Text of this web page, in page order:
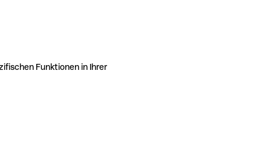
Funktionen in Ihrer